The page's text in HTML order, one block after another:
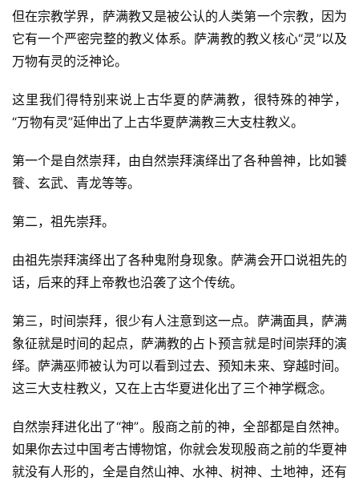
但在宗教学界，萨满教又是被公认的人类第一个宗教，因为
它有一个严密完整的教义体系。萨满教的教义核心“灵”以及
万物有灵的泛神论。
这里我们得特别来说上古华夏的萨满教，很特殊的神学，
“万物有灵”延伸出了上古华夏萨满教三大支柱教义。
第一个是自然崇拜，由自然崇拜演绎出了各种兽神，比如饕
餮、玄武、青龙等等。
第二，祖先崇拜。
由祖先崇拜演绎出了各种鬼附身现象。萨满会开口说祖先的
话，后来的拜上帝教也沿袭了这个传统。
第三，时间崇拜，很少有人注意到这一点。萨满面具，萨满
象征就是时间的起点，萨满教的占卜预言就是时间崇拜的演
绎。萨满巫师被认为可以看到过去、预知未来、穿越时间。
这三大支柱教义，又在上古华夏进化出了三个神学概念。
自然崇拜进化出了“神”。殷商之前的神，全部都是自然神。
如果你去过中国考古博物馆，你就会发现殷商之前的华夏神
就没有人形的，全是自然山神、水神、树神、土地神，还有